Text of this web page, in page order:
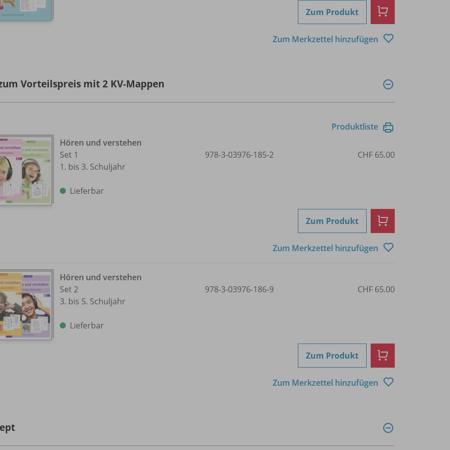
Zum Produkt
Zum Merkzettel hinzufügen
Vorteilspreis mit 2 KV-Mappen
Produktliste
Hören und verstehen
Set 1
1. bis 3. Schuljahr
Lieferbar
978-3-03976-185-2 CHF 65.00
Zum Produkt
Zum Merkzettel hinzufügen
Hören und verstehen
Set 2
3. bis 5. Schuljahr
Lieferbar
978-3-03976-186-9 CHF 65.00
Zum Produkt
Zum Merkzettel hinzufügen